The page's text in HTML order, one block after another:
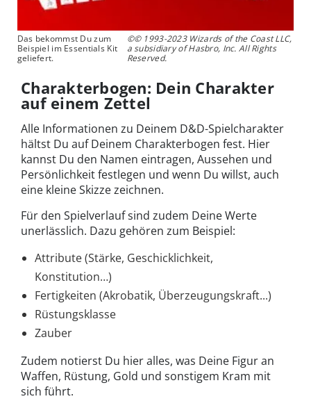
Das bekommst Du zum
Beispiel im Essentials Kit
geliefert.
©© 1993-2023 Wizards of the Coast LLC,
a subsidiary of Hasbro, Inc. All Rights
Reserved.
Charakterbogen: Dein Charakter
auf einem Zettel
Alle Informationen zu Deinem D&D-Spielcharakter
hältst Du auf Deinem Charakterbogen fest. Hier
kannst Du den Namen eintragen, Aussehen und
Persönlichkeit festlegen und wenn Du willst, auch
eine kleine Skizze zeichnen.
Für den Spielverlauf sind zudem Deine Werte
unerlässlich. Dazu gehören zum Beispiel:
Attribute (Stärke, Geschicklichkeit,
Konstitution…)
Fertigkeiten (Akrobatik, Überzeugungskraft...)
Rüstungsklasse
Zauber
Zudem notierst Du hier alles, was Deine Figur an
Waffen, Rüstung, Gold und sonstigem Kram mit
sich führt.